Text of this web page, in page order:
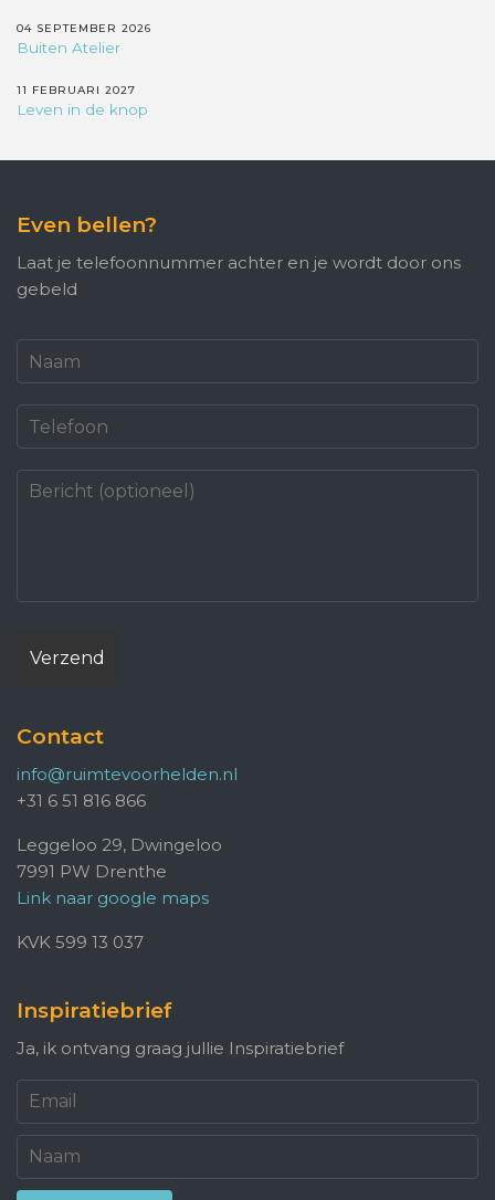
04 SEPTEMBER 2026
Buiten Atelier
11 FEBRUARI 2027
Leven in de knop
Even bellen?
Laat je telefoonnummer achter en je wordt door ons
gebeld
Contact
info@ruimtevoorhelden.nl
+31 6 51 816 866
Leggeloo 29, Dwingeloo
7991 PW Drenthe
Link naar google maps
KVK 599 13 037
Inspiratiebrief
Ja, ik ontvang graag jullie Inspiratiebrief